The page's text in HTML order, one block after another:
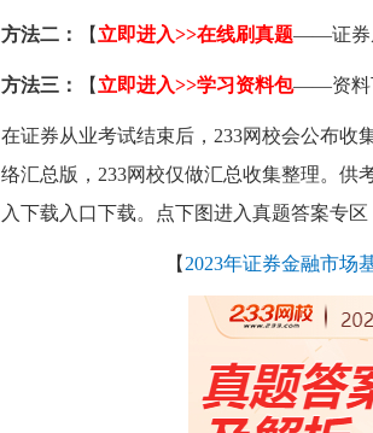
方法二： 【 立即进入>>在线刷真题——证券
方法三： 【 立即进入>>学习资料包——资料
在证券从业考试结束后，233网校会公布收
络汇总版，233网校仅做汇总收集整理。供
入下载入口下载。点下图进入真题答案专区
【 2023年证券金融市场